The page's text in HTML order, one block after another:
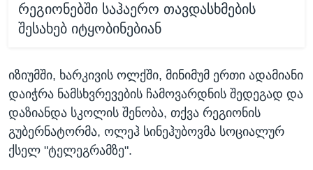
რეგიონებში საჰაერო თავდასხმების
შესახებ იტყობინებიან
იზიუმში, ხარკივის ოლქში, მინიმუმ ერთი ადამიანი
დაიჭრა ნამსხვრევების ჩამოვარდნის შედეგად და
დაზიანდა სკოლის შენობა, თქვა რეგიონის
გუბერნატორმა, ოლეჰ სინეჰუბოვმა სოციალურ
ქსელ "ტელეგრამზე".